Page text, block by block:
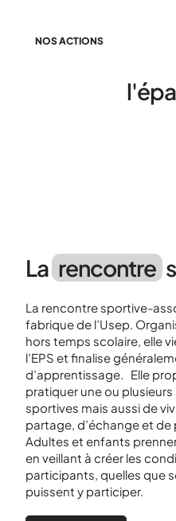
NOS ACTIONS
La rencontre
La rencontre sportive-
fabrique de l’Usep.
hors temps scolaire, elle
l’EPS et finalise
d’apprentissage. Elle
pratiquer une ou
sportives mais aussi de
partage, d’échange et
Adultes et enfants
en veillant à créer les
participants, quelles que
puissent y participer.